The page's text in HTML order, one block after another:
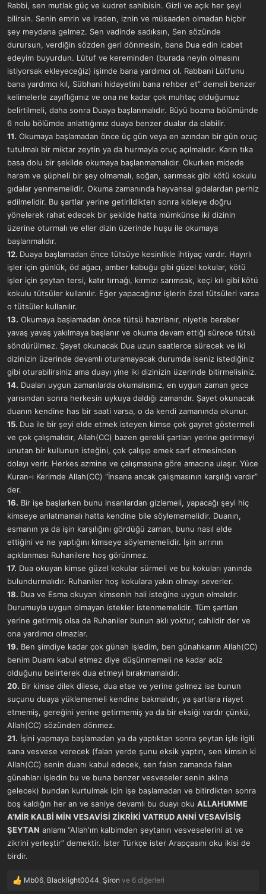
Rabbi, sen mutlak güç ve kudret sahibisin. Gizli ve açık her şeyi
bilirsin. Senin emrin ve iraden, iznin ve müsaaden olmadan hiçbir
şey meydana gelmez. Sen vadinde sadıksın, Sen sözünde
durursun, verdiğin sözden geri dönmesin, bana Dua edin icabet
edeyim buyurdun. Lütuf ve kereminden (burada neyin olmasını
istiyorsak ekleyeceğiz) işimde bana yardımcı ol. Rabbani Lütfunu
bana yardımcı kıl, Sübhani hidayetini bana rehber et” demeli benzer
kelimelerle zayıflığımız ve ona ne kadar çok muhtaç olduğumuz
belirtilmeli, daha sonra Duaya başlanmalıdır. Büyü bozma bölümünde
6 nolu bölümde anlattığımız duaya benzer dualar da olabilir.
11. Okumaya başlamadan önce üç gün veya en azından bir gün oruç
tutulmalı bir miktar zeytin ya da hurmayla oruç açılmalıdır. Karın tıka
basa dolu bir şekilde okumaya başlanmamalıdır. Okurken midede
haram ve şüpheli bir şey olmamalı, soğan, sarımsak gibi kötü kokulu
gıdalar yenmemelidir. Okuma zamanında hayvansal gıdalardan perhiz
edilmelidir. Bu şartlar yerine getirildikten sonra kıbleye doğru
yönelerek rahat edecek bir şekilde hatta mümkünse iki dizinin
üzerine oturmalı ve eller dizin üzerinde huşu ile okumaya
başlanmalıdır.
12. Duaya başlamadan önce tütsüye kesinlikle ihtiyaç vardır. Hayırlı
işler için günlük, öd ağacı, amber kabuğu gibi güzel kokular, kötü
işler için şeytan tersi, katır tırnağı, kırmızı sarımsak, keçi kılı gibi kötü
kokulu tütsüler kullanılır. Eğer yapacağınız işlerin özel tütsüleri varsa
o tütsüler kullanılır.
13. Okumaya başlamadan önce tütsü hazırlanır, niyetle beraber
yavaş yavaş yakılmaya başlanır ve okuma devam ettiği sürece tütsü
söndürülmez. Şayet okunacak Dua uzun saatlerce sürecek ve iki
dizinizin üzerinde devamlı oturamayacak durumda iseniz istediğiniz
gibi oturabilirsiniz ama duayı yine iki dizinizin üzerinde bitirmelisiniz.
14. Duaları uygun zamanlarda okumalısınız, en uygun zaman gece
yarısından sonra herkesin uykuya daldığı zamandır. Şayet okunacak
duanın kendine has bir saati varsa, o da kendi zamanında okunur.
15. Dua ile bir şeyi elde etmek isteyen kimse çok gayret göstermeli
ve çok çalışmalıdır, Allah(CC) bazen gerekli şartları yerine getirmeyi
unutan bir kullunun isteğini, çok çalışıp emek sarf etmesinden
dolayı verir. Herkes azmine ve çalışmasına göre amacına ulaşır. Yüce
Kuran-ı Kerimde Allah(CC) “İnsana ancak çalışmasının karşılığı vardır”
der.
16. Bir işe başlarken bunu insanlardan gizlemeli, yapacağı şeyi hiç
kimseye anlatmamalı hatta kendine bile söylememelidir. Duanın,
esmanın ya da işin karşılığını gördüğü zaman, bunu nasıl elde
ettiğini ve ne yaptığını kimseye söylememelidir. İşin sırrının
açıklanması Ruhanilere hoş görünmez.
17. Dua okuyan kimse güzel kokular sürmeli ve bu kokuları yanında
bulundurmalıdır. Ruhaniler hoş kokulara yakın olmayı severler.
18. Dua ve Esma okuyan kimsenin hali isteğine uygun olmalıdır.
Durumuyla uygun olmayan istekler istenmemelidir. Tüm şartları
yerine getirmiş olsa da Ruhaniler bunun aklı yoktur, cahildir der ve
ona yardımcı olmazlar.
19. Ben şimdiye kadar çok günah işledim, ben günahkarım Allah(CC)
benim Duamı kabul etmez diye düşünmemeli ne kadar aciz
olduğunu belirterek dua etmeyi bırakmamalıdır.
20. Bir kimse dilek dilese, dua etse ve yerine gelmez ise bunun
suçunu duaya yüklememeli kendine bakmalıdır, ya şartlara riayet
etmemiş, gereğini yerine getirmemiş ya da bir eksiği vardır çünkü,
Allah(CC) sözünden dönmez.
21. İşini yapmaya başlamadan ya da yaptıktan sonra şeytan işle ilgili
sana vesvese verecek (falan yerde şunu eksik yaptın, sen kimsin ki
Allah(CC) senin duanı kabul edecek, sen falan zamanda falan
günahları işledin bu ve buna benzer vesveseler senin aklına
gelecek) bundan kurtulmak için işe başlamadan ve bitirdikten sonra
boş kaldığın her an ve saniye devamlı bu duayı oku ALLAHUMME
A'MİR KALBİ MİN VESAVİSİ ZİKRİKİ VATRUD ANNİ VESAVİSİŞ
ŞEYTAN anlamı “Allah'ım kalbimden şeytanın vesveselerini at ve
zikrini yerleştir” demektir. İster Türkçe ister Arapçasını oku ikisi de
birdir.
T
Mb06, Blacklight0044, Şiron ve 6 diğerleri